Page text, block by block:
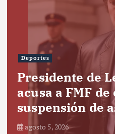
Deportes
Presidente de
acusa a FMF
suspensión de
agosto 5, 2026